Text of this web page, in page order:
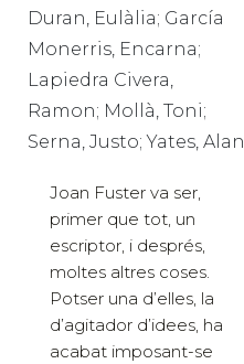
Duran, Eulàlia; García
Monerris, Encarna;
Lapiedra Civera,
Ramon; Mollà, Toni;
Serna, Justo; Yates, Alan
Joan Fuster va ser,
primer que tot, un
escriptor, i després,
moltes altres coses.
Potser una d’elles, la
d’agitador d’idees, ha
acabat imposant-se